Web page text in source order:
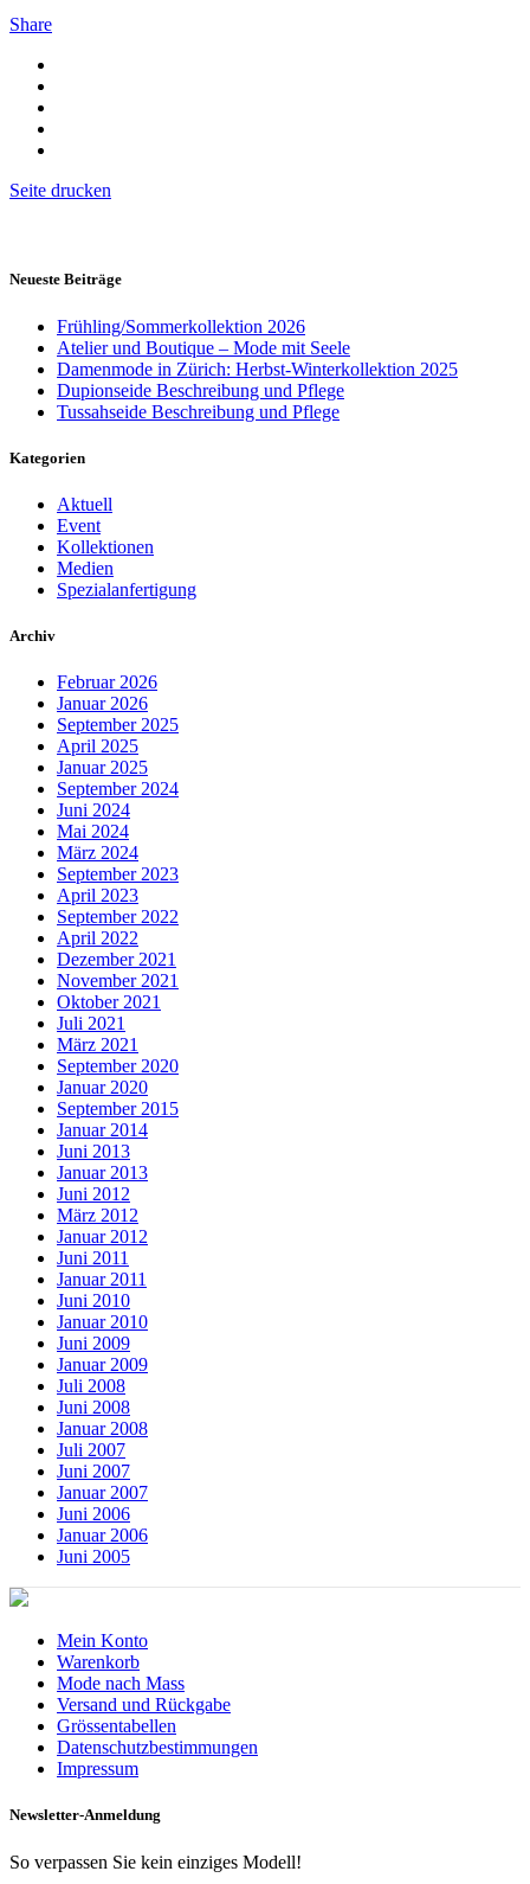
Share
Seite drucken
Neueste Beiträge
Frühling/Sommerkollektion 2026
Atelier und Boutique – Mode mit Seele
Damenmode in Zürich: Herbst-Winterkollektion 2025
Dupionseide Beschreibung und Pflege
Tussahseide Beschreibung und Pflege
Kategorien
Aktuell
Event
Kollektionen
Medien
Spezialanfertigung
Archiv
Februar 2026
Januar 2026
September 2025
April 2025
Januar 2025
September 2024
Juni 2024
Mai 2024
März 2024
September 2023
April 2023
September 2022
April 2022
Dezember 2021
November 2021
Oktober 2021
Juli 2021
März 2021
September 2020
Januar 2020
September 2015
Januar 2014
Juni 2013
Januar 2013
Juni 2012
März 2012
Januar 2012
Juni 2011
Januar 2011
Juni 2010
Januar 2010
Juni 2009
Januar 2009
Juli 2008
Juni 2008
Januar 2008
Juli 2007
Juni 2007
Januar 2007
Juni 2006
Januar 2006
Juni 2005
Mein Konto
Warenkorb
Mode nach Mass
Versand und Rückgabe
Grössentabellen
Datenschutzbestimmungen
Impressum
Newsletter-Anmeldung
So verpassen Sie kein einziges Modell!